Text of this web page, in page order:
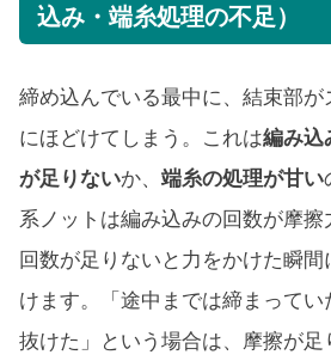
込み・端糸処理の不足）
締め込んでいる最中に、結束部
にほどけてしまう。これは編み込
が足りないか、 端糸の処理が甘い
系ノットは編み込みの回数が摩擦
回数が足りないと力をかけた瞬
けます。「途中までは締まってい
抜けた」という場合は、摩擦が足